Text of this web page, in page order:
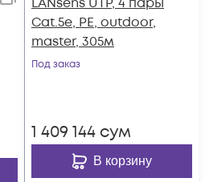
Cat.5e, PE, outdoor,
master, 305м
Под заказ
1 409 144 сум
В корзину